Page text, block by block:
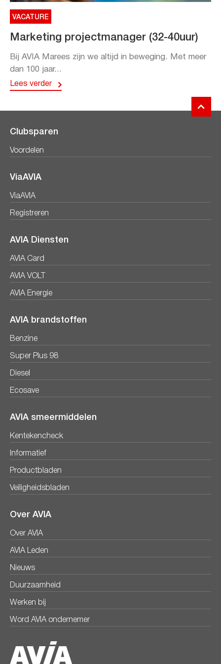
VACATURE
Marketing projectmanager (32-40uur)
Bij AVIA Marees zijn we altijd in beweging. Met meer
dan 100 jaar...
Lees verder
Clubsparen
Voordelen
ViaAVIA
ViaAVIA
Registreren
AVIA Diensten
AVIA Card
AVIA VOLT
AVIA Energie
AVIA brandstoffen
Benzine
Super Plus 98
Diesel
Ecosave
AVIA smeermiddelen
Kentekencheck
Informatief
Productbladen
Veiligheidsbladen
Over AVIA
Over AVIA
AVIA Leden
Nieuws
Duurzaamheid
Werken bij
Word AVIA ondernemer